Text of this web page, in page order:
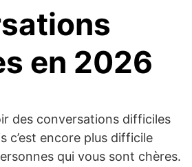
en 2026
des conversations difficiles
c’est encore plus difficile
qui vous sont chères.